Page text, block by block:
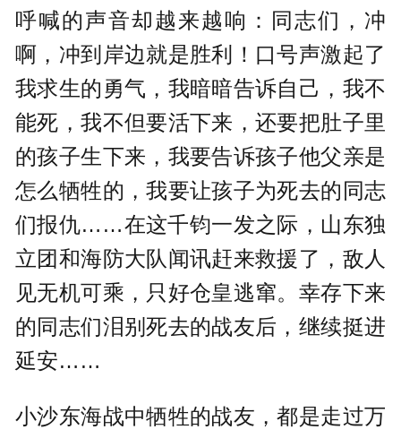
呼喊的声音却越来越响：同志们，冲
啊，冲到岸边就是胜利！口号声激起了
我求生的勇气，我暗暗告诉自己，我不
能死，我不但要活下来，还要把肚子里
的孩子生下来，我要告诉孩子他父亲是
怎么牺牲的，我要让孩子为死去的同志
们报仇……在这千钧一发之际，山东独
立团和海防大队闻讯赶来救援了，敌人
见无机可乘，只好仓皇逃窜。幸存下来
的同志们泪别死去的战友后，继续挺进
延安……
小沙东海战中牺牲的战友，都是走过万